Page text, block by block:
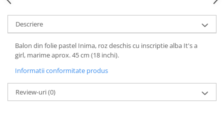
Descriere
Balon din folie pastel Inima, roz deschis cu inscriptie alba It's a
girl, marime aprox. 45 cm (18 inchi).
Informatii conformitate produs
Review-uri(0)